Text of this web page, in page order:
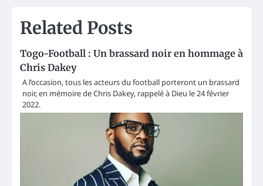
Related Posts
Togo-Football : Un brassard noir en hommage à
Chris Dakey
A l’occasion, tous les acteurs du football porteront un brassard
noir, en mémoire de Chris Dakey, rappelé à Dieu le 24 février
2022.